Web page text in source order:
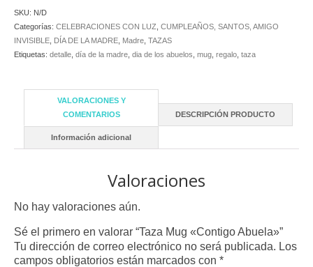
SKU: N/D
Categorías: CELEBRACIONES CON LUZ CUMPLEAÑOS, SANTOS, AMIGO
INVISIBLE DÍA DE LA MADRE Madre TAZAS
Etiquetas: detalle día de la madre dia de los abuelos mug regalo taza
VALORACIONES Y
COMENTARIOS
DESCRIPCIÓN PRODUCTO
Información adicional
Valoraciones
No hay valoraciones aún.
Sé el primero en valorar “Taza Mug «Contigo Abuela»”
Tu dirección de correo electrónico no será publicada. Los
campos obligatorios están marcados con *